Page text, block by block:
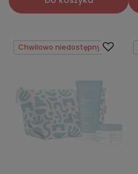
Chwilowo niedostępny